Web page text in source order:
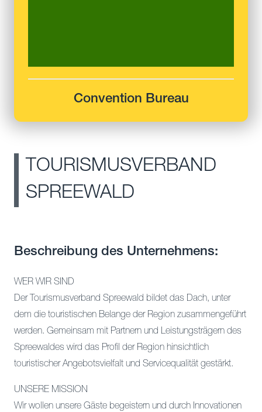
TOURISMUSVERBAND
SPREEWALD
Beschreibung des Unternehmens:
WER WIR SIND
Der Tourismusverband Spreewald bildet das Dach, unter
dem die touristischen Belange der Region zusammengeführt
werden. Gemeinsam mit Partnern und Leistungsträgern des
Spreewaldes wird das Profil der Region hinsichtlich
touristischer Angebotsvielfalt und Servicequalität gestärkt.
UNSERE MISSION
Wir wollen unsere Gäste begeistern und durch Innovationen
Convention Bureau